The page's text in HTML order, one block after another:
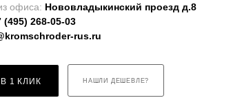
офиса: Нововладыкинский проезд д.8
(495) 268-05-03
rus.ru
1 КЛИК НАШЛИ ДЕШЕВЛЕ?